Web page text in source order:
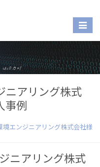
ニアリング株式
事例
境エンジニアリング株式会社様
ニアリング株式